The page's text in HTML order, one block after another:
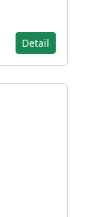
Detail